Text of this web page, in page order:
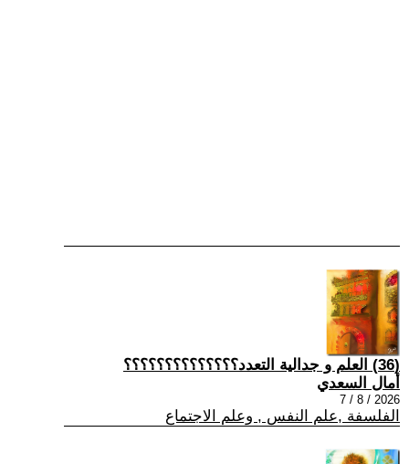
(36) العلم و جدالية التعدد؟؟؟؟؟؟؟؟؟؟؟؟؟؟
أمال السعدي
2026 / 8 / 7
الفلسفة ,علم النفس , وعلم الاجتماع